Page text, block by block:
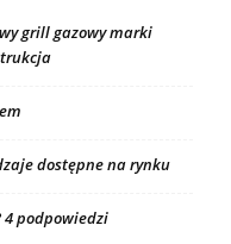
grill gazowy marki
dostępne na rynku
4 podpowiedzi